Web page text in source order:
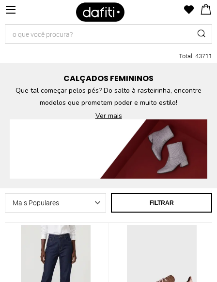
Total: 43711
CALÇADOS FEMININOS
Que tal começar pelos pés? Do salto à rasteirinha, encontre
modelos que prometem poder e muito estilo!
Ver mais
FILTRAR